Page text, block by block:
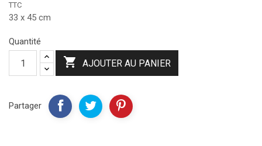
TTC
33 x 45 cm
Quantité
 AJOUTER AU PANIER
Partager